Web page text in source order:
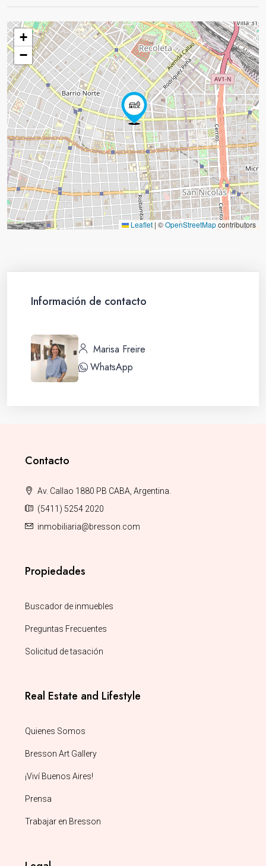
+
−
Leaflet | ©OpenStreetMapcontributors
Información de contacto
Marisa Freire
WhatsApp
Contacto
Av. Callao 1880 PB CABA, Argentina.
(5411) 5254 2020
inmobiliaria@bresson.com
Propiedades
Buscador de inmuebles
Preguntas Frecuentes
Solicitud de tasación
Real Estate and Lifestyle
Quienes Somos
Bresson Art Gallery
¡Viví Buenos Aires!
Prensa
Trabajar en Bresson